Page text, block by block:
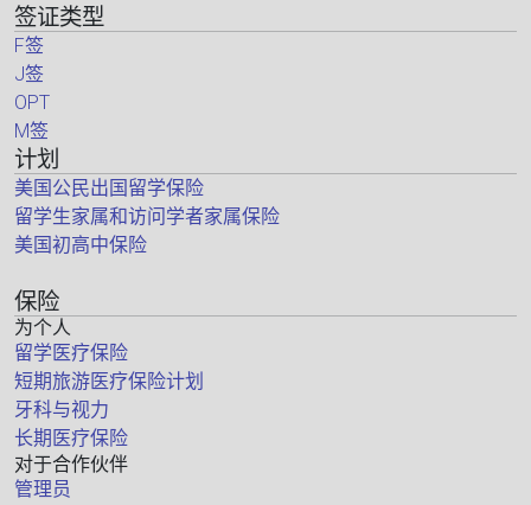
签证类型
F签
J签
OPT
M签
计划
美国公民出国留学保险
留学生家属和访问学者家属保险
美国初高中保险
保险
为个人
留学医疗保险
短期旅游医疗保险计划
牙科与视力
长期医疗保险
对于合作伙伴
管理员